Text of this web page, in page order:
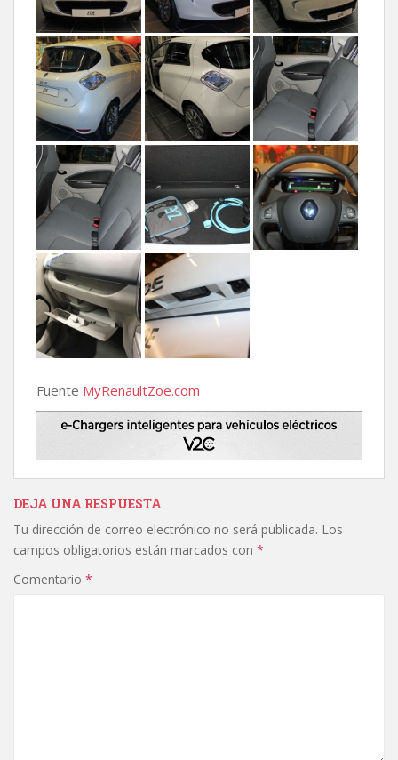
Fuente MyRenaultZoe.com
DEJA UNA RESPUESTA
Tu dirección de correo electrónico no será publicada. Los
campos obligatorios están marcados con *
Comentario *